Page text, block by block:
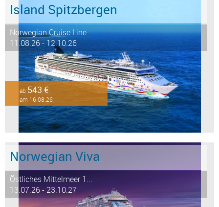
Island Spitzbergen
Norwegian Cruise Line
11.08.26 - 12.10.26
ab 543 €
am 16.08.26
Norwegian Viva
Östliches Mittelmeer 1...
13.07.26 - 23.10.27